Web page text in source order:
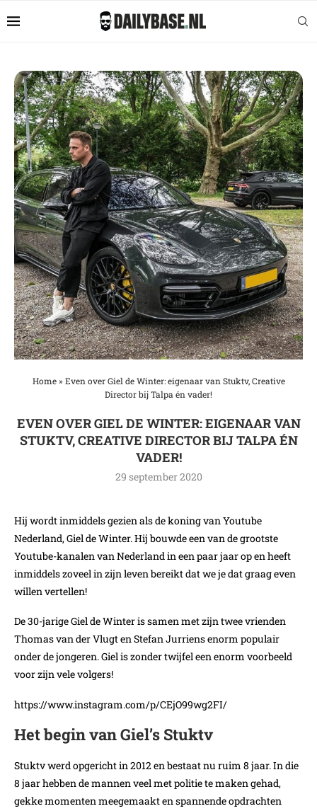
Home» Even over Giel de Winter: eigenaar van Stuktv, Creative
Director bij Talpa én vader!
EVEN OVER GIEL DE WINTER: EIGENAAR VAN
STUKTV, CREATIVE DIRECTOR BIJ TALPA ÉN
VADER!
29 september 2020
Hij wordt inmiddels gezien als de koning van Youtube
Nederland, Giel de Winter. Hij bouwde een van de grootste
Youtube-kanalen van Nederland in een paar jaar op en heeft
inmiddels zoveel in zijn leven bereikt dat we je dat graag even
willen vertellen!
De 30-jarige Giel de Winter is samen met zijn twee vrienden
Thomas van der Vlugt en Stefan Jurriens enorm populair
onder de jongeren. Giel is zonder twijfel een enorm voorbeeld
voor zijn vele volgers!
https://www.instagram.com/p/CEjO99wg2FI/
Het begin van Giel’s Stuktv
Stuktv werd opgericht in 2012 en bestaat nu ruim 8 jaar. In die
8 jaar hebben de mannen veel met politie te maken gehad,
gekke momenten meegemaakt en spannende opdrachten